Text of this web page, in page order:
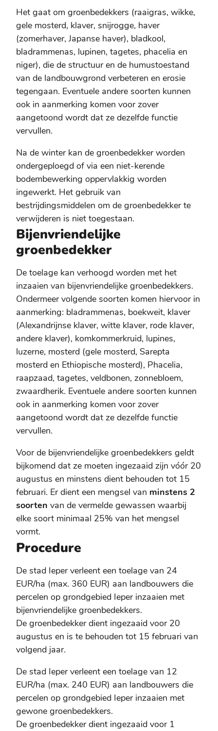
Het gaat om groenbedekkers (raaigras, wikke,
gele mosterd, klaver, snijrogge, haver
(zomerhaver, Japanse haver), bladkool,
bladrammenas, lupinen, tagetes, phacelia en
niger), die de structuur en de humustoestand
van de landbouwgrond verbeteren en erosie
tegengaan. Eventuele andere soorten kunnen
ook in aanmerking komen voor zover
aangetoond wordt dat ze dezelfde functie
vervullen.
Na de winter kan de groenbedekker worden
ondergeploegd of via een niet-kerende
bodembewerking oppervlakkig worden
ingewerkt. Het gebruik van
bestrijdingsmiddelen om de groenbedekker te
verwijderen is niet toegestaan.
Bijenvriendelijke
groenbedekker
De toelage kan verhoogd worden met het
inzaaien van bijenvriendelijke groenbedekkers.
Ondermeer volgende soorten komen hiervoor in
aanmerking: bladrammenas, boekweit, klaver
(Alexandrijnse klaver, witte klaver, rode klaver,
andere klaver), komkommerkruid, lupines,
luzerne, mosterd (gele mosterd, Sarepta
mosterd en Ethiopische mosterd), Phacelia,
raapzaad, tagetes, veldbonen, zonnebloem,
zwaardherik. Eventuele andere soorten kunnen
ook in aanmerking komen voor zover
aangetoond wordt dat ze dezelfde functie
vervullen.
Voor de bijenvriendelijke groenbedekkers geldt
bijkomend dat ze moeten ingezaaid zijn vóór 20
augustus en minstens dient behouden tot 15
februari. Er dient een mengsel van minstens 2
soorten van de vermelde gewassen waarbij
elke soort minimaal 25% van het mengsel
vormt.
Procedure
De stad Ieper verleent een toelage van 24
EUR/ha (max. 360 EUR) aan landbouwers die
percelen op grondgebied Ieper inzaaien met
bijenvriendelijke groenbedekkers.
De groenbedekker dient ingezaaid voor 20
augustus en is te behouden tot 15 februari van
volgend jaar.
De stad Ieper verleent een toelage van 12
EUR/ha (max. 240 EUR) aan landbouwers die
percelen op grondgebied Ieper inzaaien met
gewone groenbedekkers.
De groenbedekker dient ingezaaid voor 1